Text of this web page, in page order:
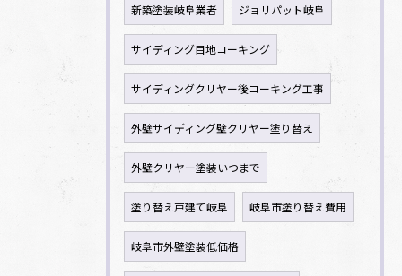
新築塗装岐阜業者 ジョリパット岐阜
サイディング目地コーキング
サイディングクリヤー後コーキング工事
外壁サイディング壁クリヤー塗り替え
外壁クリヤー塗装いつまで
塗り替え戸建て岐阜 岐阜市塗り替え費用
岐阜市外壁塗装低価格